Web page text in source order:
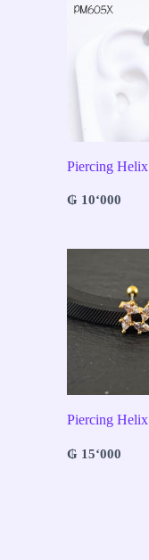
Piercing
₲10‘000
Piercing
₲15‘000